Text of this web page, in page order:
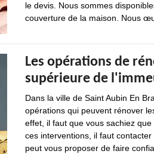
le devis. Nous sommes
couverture de la maison. Nous
Les opérations de
supérieure de
Dans la ville de Saint Aubin En
opérations qui peuvent rénover
effet, il faut que vous sachiez
ces interventions, il faut
peut vous proposer de faire